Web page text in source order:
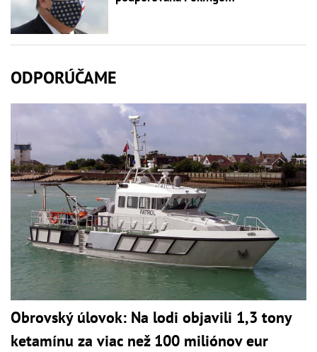
ODPORÚČAME
Obrovský úlovok: Na lodi objavili 1,3 tony
ketamínu za viac než 100 miliónov eur